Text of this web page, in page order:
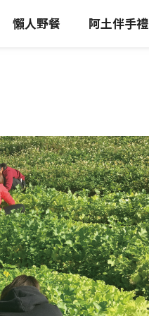
懶人野餐 阿土伴手禮